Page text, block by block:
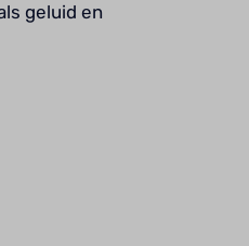
geluid en